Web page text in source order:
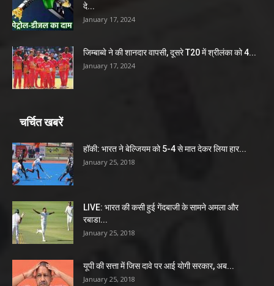
दे...
January 17, 2024
जिम्बाब्वे ने की शानदार वापसी, दूसरे T20 में श्रीलंका को 4...
January 17, 2024
चर्चित खबरें
हॉकी: भारत ने बेल्जियम को 5-4 से मात देकर लिया हार...
January 25, 2018
LIVE: भारत की कसी हुई गेंदबाजी के सामने अमला और
रबाडा...
January 25, 2018
यूपी की सत्ता में जिस दावे पर आई योगी सरकार, अब...
January 25, 2018